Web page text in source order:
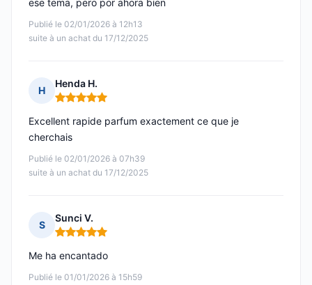
Publié le 02/01/2026 à 12h13
suite à un achat du 17/12/2025
ese tema, pero por ahora bien
H
Henda H.
Note : 5 sur 5
Publié le 02/01/2026 à 07h39
suite à un achat du 17/12/2025
Excellent rapide parfum exactement ce que je
cherchais
S
Sunci V.
Note : 5 sur 5
Publié le 01/01/2026 à 15h59
Me ha encantado